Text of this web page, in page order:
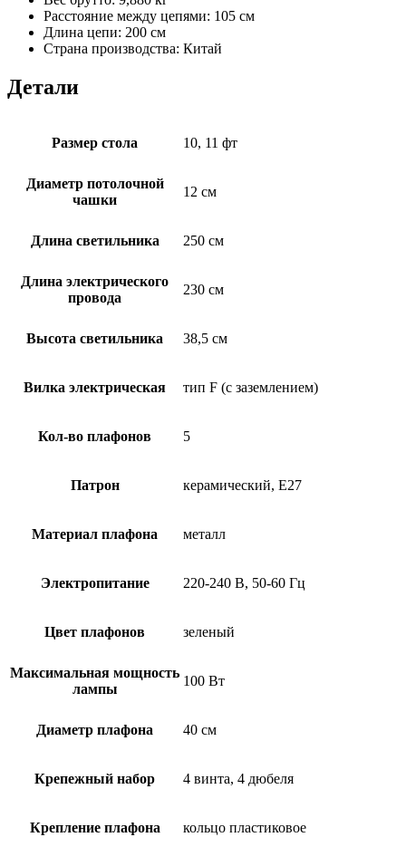
Расстояние между цепями: 105 см
Длина цепи: 200 см
Страна производства: Китай
Детали
Размер стола 10, 11 фт
Диаметр потолочной
чашки
12 см
Длина светильника 250 см
Длина электрического
провода
230 см
Высота светильника 38,5 см
Вилка электрическая тип F (с заземлением)
Кол-во плафонов 5
Патрон керамический, Е27
Материал плафона металл
Электропитание 220-240 В, 50-60 Гц
Цвет плафонов зеленый
Максимальная мощность
лампы
100 Вт
Диаметр плафона 40 см
Крепежный набор 4 винта, 4 дюбеля
Крепление плафона кольцо пластиковое